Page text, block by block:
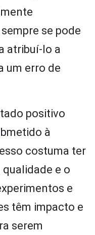
se pode
atribuí-lo a
um erro de
positivo
à
costuma ter
e o
e
têm impacto e
serem